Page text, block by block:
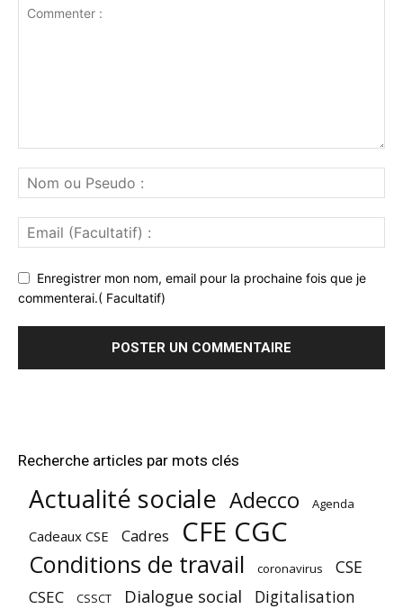
Enregistrer mon nom, email pour la prochaine fois que je
commenterai.( Facultatif)
Recherche articles par mots clés
Actualité sociale Adecco Agenda
Cadeaux CSE Cadres CFE CGC
Conditions de travail coronavirus CSE
CSEC CSSCT Dialogue social Digitalisation